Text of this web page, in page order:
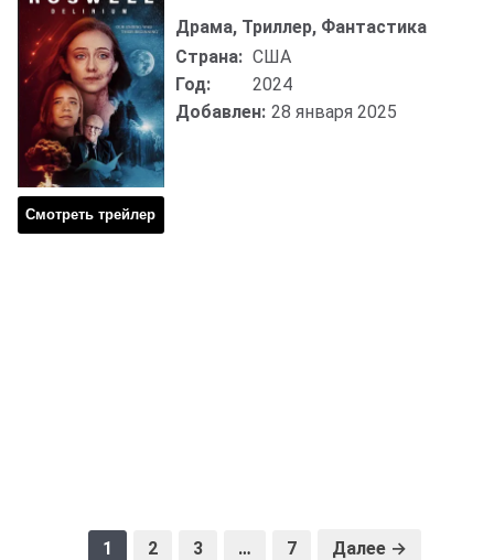
Смотреть трейлер
Драма, Триллер, Фантастика
Страна: США
Год:
2024
Добавлен: 28 января 2025
1 2 3 … 7 Далее →